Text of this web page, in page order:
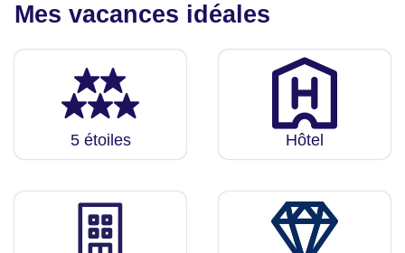
Mes vacances idéales
5 étoiles Hôtel